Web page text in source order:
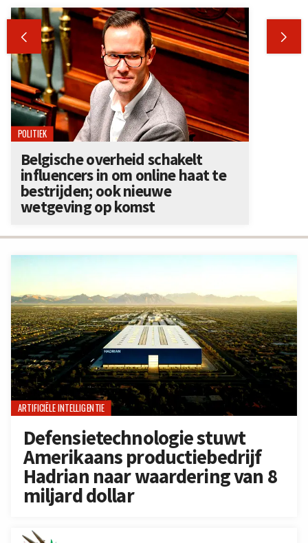
ARTIFICIËLE INTELLIGENTIE
Defensietechnologie stuwt
Amerikaans productiebedrijf
Hadrian naar waardering van 8
miljard dollar
 
POLITIEK
Belgische overheid schakelt
influencers in om online haat te
bestrijden; ook nieuwe
wetgeving op komst